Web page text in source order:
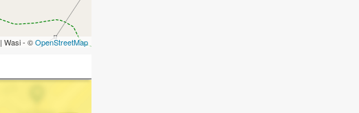
| Wasi - ©OpenStreetMap